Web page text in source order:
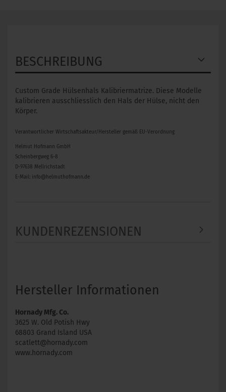
BESCHREIBUNG
Custom Grade Hülsenhals Kalibriermatrize. Diese Modelle
kalibrieren ausschliesslich den Hals der Hülse, nicht den
Körper.
Verantwortlicher Wirtschaftsakteur/Hersteller gemäß EU-Verordnung
Helmut Hofmann GmbH
Scheinbergweg 6-8
D-97638 Mellrichstadt
E-Mail: info@helmuthofmann.de
KUNDENREZENSIONEN
Hersteller Informationen
Hornady Mfg. Co.
3625 W. Old Potish Hwy
68803 Grand Island USA
scatlett@hornady.com
www.hornady.com